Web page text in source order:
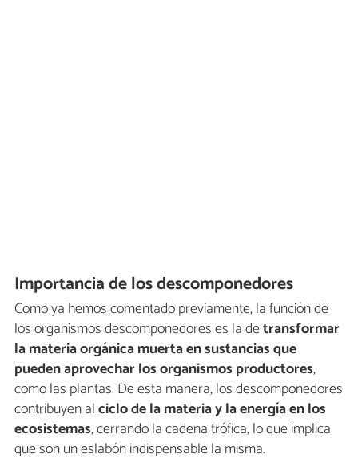
Importancia de los descomponedores
Como ya hemos comentado previamente, la función de
los organismos descomponedores es la detransformar
la materia orgánica muerta en sustancias que
pueden aprovechar los organismos productores,
como las plantas. De esta manera, los descomponedores
contribuyen alciclo de la materia y la energía en los
ecosistemas, cerrando la cadena trófica, lo que implica
que son un eslabón indispensable la misma.